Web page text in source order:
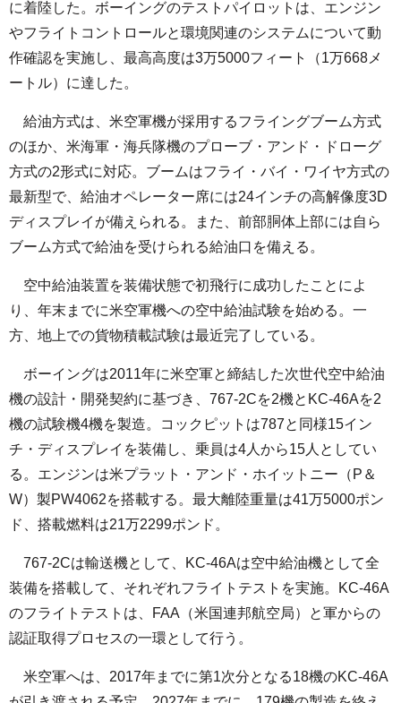
に着陸した。ボーイングのテストパイロットは、エンジン
やフライトコントロールと環境関連のシステムについて動
作確認を実施し、最高高度は3万5000フィート（1万668メ
ートル）に達した。
給油方式は、米空軍機が採用するフライングブーム方式
のほか、米海軍・海兵隊機のプローブ・アンド・ドローグ
方式の2形式に対応。ブームはフライ・バイ・ワイヤ方式の
最新型で、給油オペレーター席には24インチの高解像度3D
ディスプレイが備えられる。また、前部胴体上部には自ら
ブーム方式で給油を受けられる給油口を備える。
空中給油装置を装備状態で初飛行に成功したことによ
り、年末までに米空軍機への空中給油試験を始める。一
方、地上での貨物積載試験は最近完了している。
ボーイングは2011年に米空軍と締結した次世代空中給油
機の設計・開発契約に基づき、767-2Cを2機とKC-46Aを2
機の試験機4機を製造。コックピットは787と同様15イン
チ・ディスプレイを装備し、乗員は4人から15人としてい
る。エンジンは米プラット・アンド・ホイットニー（P＆
W）製PW4062を搭載する。最大離陸重量は41万5000ポン
ド、搭載燃料は21万2299ポンド。
767-2Cは輸送機として、KC-46Aは空中給油機として全
装備を搭載して、それぞれフライトテストを実施。KC-46A
のフライトテストは、FAA（米国連邦航空局）と軍からの
認証取得プロセスの一環として行う。
米空軍へは、2017年までに第1次分となる18機のKC-46A